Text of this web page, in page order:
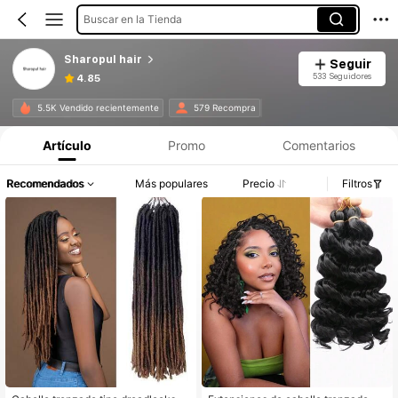
Buscar en la Tienda
Sharopul hair
4.85
Seguir
533 Seguidores
5.5K Vendido recientemente 579 Recompra
Artículo Promo Comentarios
Recomendados Más populares Precio Filtros